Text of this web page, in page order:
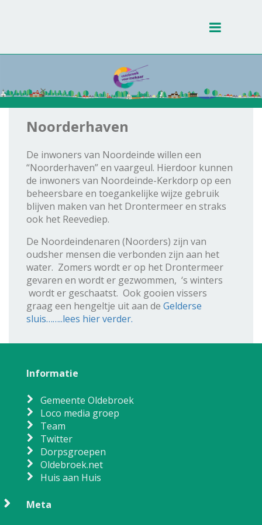
Toggle
Noorderhaven
De inwoners van Noordeinde willen een
“Noorderhaven” en vaargeul. Hierdoor kunnen
de inwoners van Noordeinde-Kerkdorp op een
beheersbare en toegankelijke wijze gebruik
blijven maken van het Drontermeer en straks
ook het Reevediep.
De Noordeindenaren (Noorders) zijn van
oudsher mensen die verbonden zijn aan het
water. Zomers wordt er op het Drontermeer
gevaren en wordt er gezwommen, ‘s winters
wordt er geschaatst. Ook gooien vissers
graag een hengeltje uit aan de Gelderse
sluis……..lees hier verder.
Informatie
Gemeente Oldebroek
Loco media groep
Team
Twitter
Dorpsgroepen
Oldebroek.net
Huis aan Huis
Meta